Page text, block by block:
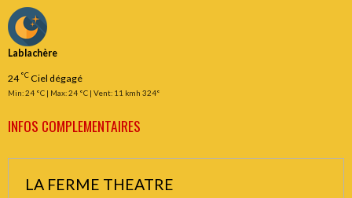
Lablachère
24 °CCiel dégagé
Min: 24 °C | Max: 24 °C | Vent: 11 kmh 324°
INFOS COMPLEMENTAIRES
LA FERME THEATRE